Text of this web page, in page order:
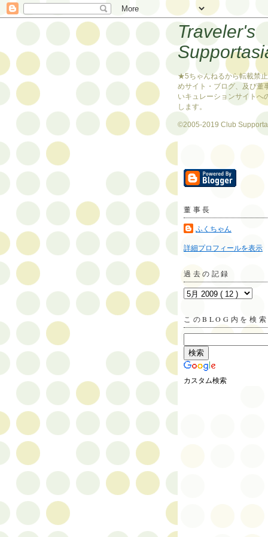
Traveler's
★5ちゃんねるから転載禁
めサイト・ブログ、及び董
いキュレーションサイトへ
します。
©2005-2019 Club
董事長
ふくちゃん
詳細プロフィールを表示
過去の記録
このBLOG内を検索
カスタム検索